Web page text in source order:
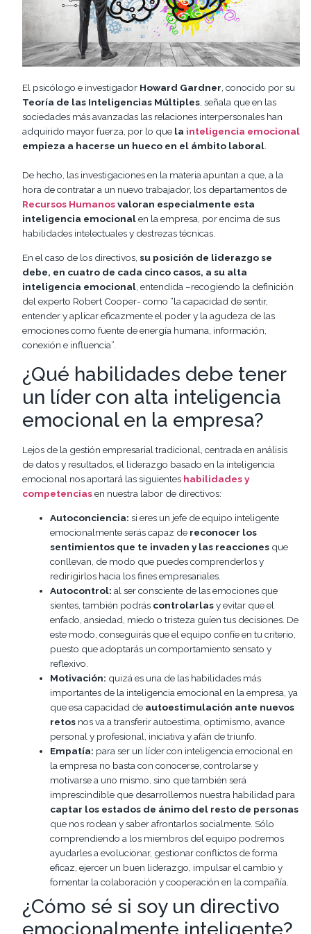
El psicólogo e investigador Howard Gardner , conocido por su
Teoría de las Inteligencias Múltiples , señala que en las
sociedades más avanzadas las relaciones interpersonales han
adquirido mayor fuerza, por lo que la inteligencia emocional
empieza a hacerse un hueco en el ámbito laboral
De hecho, las investigaciones en la materia apuntan a que, a la
hora de contratar a un nuevo trabajador, los departamentos de
Recursos Humanosvaloran especialmente esta
inteligencia emocionalen la empresa, por encima de sus
habilidades intelectuales y destrezas técnicas.
En el caso de los directivos, su posición de liderazgo se
debe, en cuatro de cada cinco casos, a su alta
inteligencia emocional, entendida –recogiendo la definición
del experto Robert Cooper- como “la capacidad de sentir,
entender y aplicar eficazmente el poder y la agudeza de las
emociones como fuente de energía humana, información,
conexión e influencia”.
¿Qué habilidades debe tener
un líder con alta inteligencia
emocional en la empresa?
Lejos de la gestión empresarial tradicional, centrada en análisis
de datos y resultados, el liderazgo basado en la inteligencia
emocional nos aportará las siguientes habilidades y
competenciasen nuestra labor de directivos:
Autoconciencia: si eres un jefe de equipo inteligente
emocionalmente serás capaz de reconocer los
sentimientos que te invaden y las reacciones que
conllevan, de modo que puedes comprenderlos y
redirigirlos hacia los fines empresariales.
Autocontrol: al ser consciente de las emociones que
sientes, también podrás controlarlasy evitar que el
enfado, ansiedad, miedo o tristeza guíen tus decisiones. De
este modo, conseguirás que el equipo confíe en tu criterio,
puesto que adoptarás un comportamiento sensato y
reflexivo.
Motivación: quizá es una de las habilidades más
importantes de la inteligencia emocional en la empresa, ya
que esa capacidad de autoestimulación ante nuevos
retos nos va a transferir autoestima, optimismo, avance
personal y profesional, iniciativa y afán de triunfo.
Empatía: para ser un líder con inteligencia emocional en
la empresa no basta con conocerse, controlarse y
motivarse a uno mismo, sino que también será
imprescindible que desarrollemos nuestra habilidad para
captar los estados de ánimo del resto de personas
que nos rodean y saber afrontarlos socialmente. Sólo
comprendiendo a los miembros del equipo podremos
ayudarles a evolucionar, gestionar conflictos de forma
eficaz, ejercer un buen liderazgo, impulsar el cambio y
fomentar la colaboración y cooperación en la compañía.
¿Cómo sé si soy un directivo